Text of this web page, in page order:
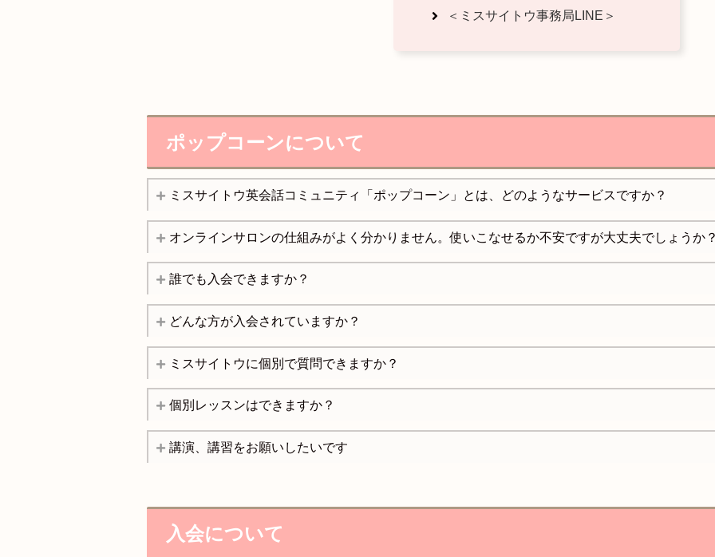
＜ミスサイトウ事務局LINE＞
ポップコーンについて
ミスサイトウ英会話コミュニティ「ポップコーン」とは、どのようなサービスですか？
オンラインサロンの仕組みがよく分かりません。使いこなせるか不安ですが大丈夫でしょうか
誰でも入会できますか？
どんな方が入会されていますか？
ミスサイトウに個別で質問できますか？
個別レッスンはできますか？
講演、講習をお願いしたいです
入会について